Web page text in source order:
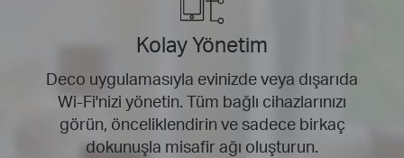
Kolay Yönetim
Deco uygulamasıyla evinizde veya dışarıda
Wi-Fi'nizi yönetin. Tüm bağlı cihazlarınızı
görün, önceliklendirin ve sadece birkaç
dokunuşla misafir ağı oluşturun.